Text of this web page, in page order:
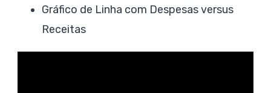
Gráfico de Linha com Despesas versus
Receitas